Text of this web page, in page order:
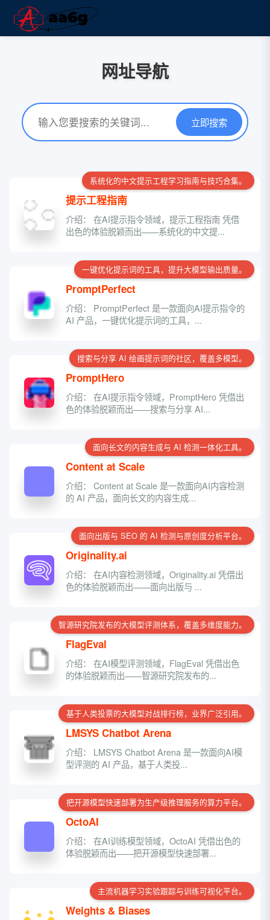
网址导航
立即搜索
系统化的中文提示工程学习指南与技巧合集。
提示工程指南
介绍： 在AI提示指令领域，提示工程指南 凭借
出色的体验脱颖而出——系统化的中文提...
一键优化提示词的工具，提升大模型输出质量。
PromptPerfect
介绍： PromptPerfect 是一款面向AI提示指令的
AI 产品，一键优化提示词的工具，...
搜索与分享 AI 绘画提示词的社区，覆盖多模型。
PromptHero
介绍： 在AI提示指令领域，PromptHero 凭借出
色的体验脱颖而出——搜索与分享 AI...
面向长文的内容生成与 AI 检测一体化工具。
Content at Scale
介绍： Content at Scale 是一款面向AI内容检测
的 AI 产品，面向长文的内容生成...
面向出版与 SEO 的 AI 检测与原创度分析平台。
Originality.ai
介绍： 在AI内容检测领域，Originality.ai 凭借出
色的体验脱颖而出——面向出版与 ...
智源研究院发布的大模型评测体系，覆盖多维度能力。
FlagEval
介绍： 在AI模型评测领域，FlagEval 凭借出色
的体验脱颖而出——智源研究院发布的...
基于人类投票的大模型对战排行榜，业界广泛引用。
LMSYS Chatbot Arena
介绍： LMSYS Chatbot Arena 是一款面向AI模
型评测的 AI 产品，基于人类投...
把开源模型快速部署为生产级推理服务的算力平台。
OctoAI
介绍： 在AI训练模型领域，OctoAI 凭借出色的
体验脱颖而出——把开源模型快速部署...
主流机器学习实验跟踪与训练可视化平台。
Weights & Biases